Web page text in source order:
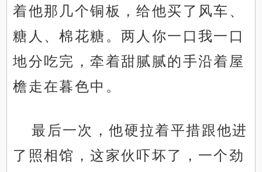
着他那几个铜板，给他买了风车、
糖人、棉花糖。两人你一口我一口
地分吃完，牵着甜腻腻的手沿着屋
檐走在暮色中。
最后一次，他硬拉着平措跟他进
了照相馆，这家伙吓坏了，一个劲